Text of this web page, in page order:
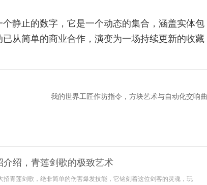
静止的数字，它是一个动态的集合，涵盖实体包
从简单的商业合作，演变为一场持续更新的收藏
我的世界工匠作坊指令，方块艺术与自动化交响曲
介绍，青莲剑歌的极致艺术
招青莲剑歌，绝非简单的伤害爆发技能，它铭刻着这位剑客的灵魂，玩